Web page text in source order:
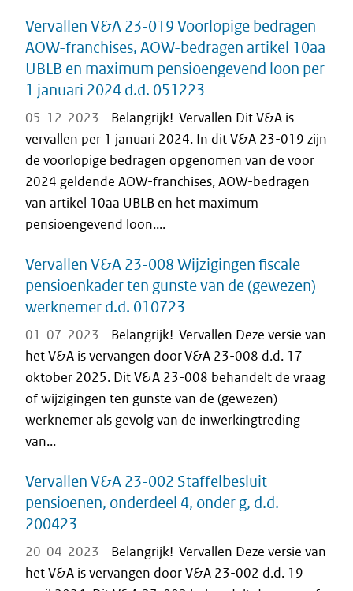
Vervallen V&A 23-019 Voorlopige bedragen
AOW-franchises, AOW-bedragen artikel 10aa
UBLB en maximum pensioengevend loon per
1 januari 2024 d.d. 051223
05-12-2023 - Belangrijk! Vervallen Dit V&A is
vervallen per 1 januari 2024. In dit V&A 23-019 zijn
de voorlopige bedragen opgenomen van de voor
2024 geldende AOW-franchises, AOW-bedragen
van artikel 10aa UBLB en het maximum
pensioengevend loon....
Vervallen V&A 23-008 Wijzigingen fiscale
pensioenkader ten gunste van de (gewezen)
werknemer d.d. 010723
01-07-2023 - Belangrijk! Vervallen Deze versie van
het V&A is vervangen door V&A 23-008 d.d. 17
oktober 2025. Dit V&A 23-008 behandelt de vraag
of wijzigingen ten gunste van de (gewezen)
werknemer als gevolg van de inwerkingtreding
van...
Vervallen V&A 23-002 Staffelbesluit
pensioenen, onderdeel 4, onder g, d.d.
200423
20-04-2023 - Belangrijk! Vervallen Deze versie van
het V&A is vervangen door V&A 23-002 d.d. 19